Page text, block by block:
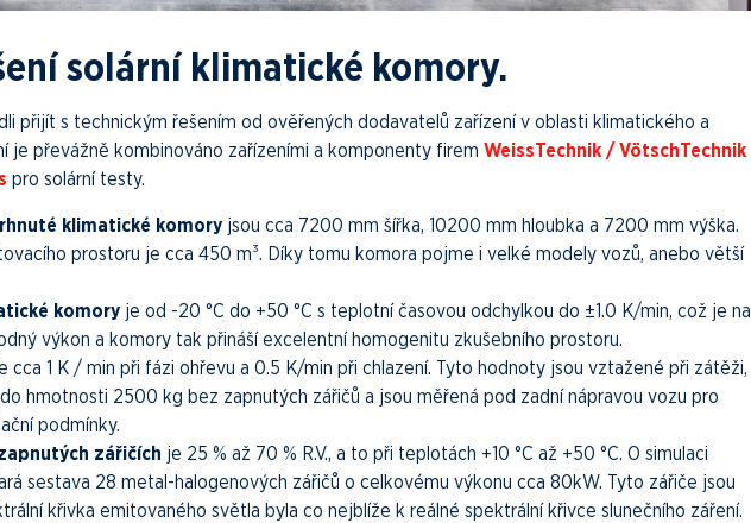
solární klimatické komory.
přijít s technickým řešením od ověřených dodavatelů zařízení v oblasti klimatického a
je převážně kombinováno zařízeními a komponenty firem WeissTechnik / VötschTechnik
pro solární testy.
klimatické komory jsou cca 7200 mm šířka, 10200 mm hloubka a 7200 mm výška.
prostoru je cca 450 m³. Díky tomu komora pojme i velké modely vozů, anebo větší
komory je od -20 °C do +50 °C s teplotní časovou odchylkou do ±1.0 K/min, což je na
výkon a komory tak přináší excelentní homogenitu zkušebního prostoru.
cca 1 K / min při fázi ohřevu a 0.5 K/min při chlazení. Tyto hodnoty jsou vztažené při zátěži,
hmotnosti 2500 kg bez zapnutých zářičů a jsou měřená pod zadní nápravou vozu pro
podmínky.
zářičích je 25 % až 70 % R.V., a to při teplotách +10 °C až +50 °C. O simulaci
sestava 28 metal-halogenových zářičů o celkovému výkonu cca 80kW. Tyto zářiče jsou
křivka emitovaného světla byla co nejblíže k reálné spektrální křivce slunečního záření.